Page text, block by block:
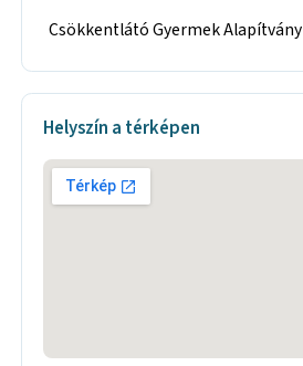
Csökkentlátó Gyermek Alapítvány
Helyszín a térképen